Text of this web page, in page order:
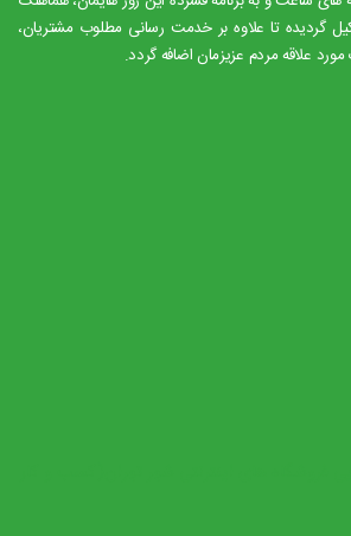
گردیده تا علاوه بر خدمت رسانی مطلوب مشتریان،
مورد علاقه مردم عزیزمان اضافه گردد.